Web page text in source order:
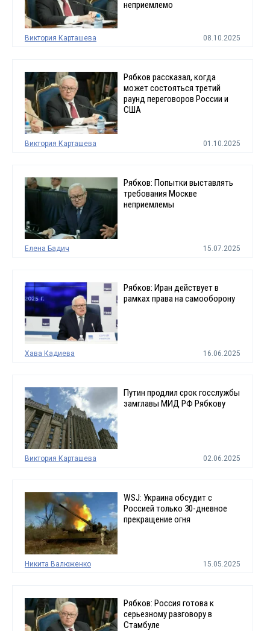
неприемлемо
Виктория Карташева 08.10.2025
Рябков рассказал, когда
может состояться третий
раунд переговоров России и
США
Виктория Карташева 01.10.2025
Рябков: Попытки выставлять
требования Москве
неприемлемы
Елена Бадич 15.07.2025
Рябков: Иран действует в
рамках права на самооборону
Хава Кадиева 16.06.2025
Путин продлил срок госслужбы
замглавы МИД РФ Рябкову
Виктория Карташева 02.06.2025
WSJ: Украина обсудит с
Россией только 30-дневное
прекращение огня
Никита Валюженко 15.05.2025
Рябков: Россия готова к
серьезному разговору в
Стамбуле